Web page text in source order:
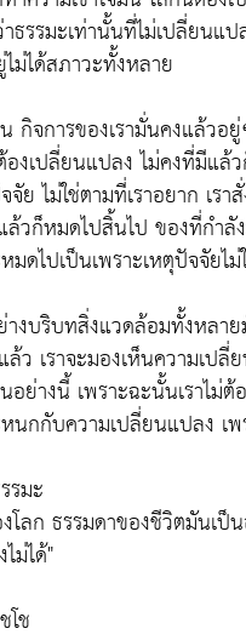
ธรรมะเท่านั้นที่ไม่เปลี่ยน
ม่ได้สภาวะทั้งหลาย
กิจการของเรามั่นคงแล้วอ
งเปลี่ยนแปลง ไม่คงที่มีแ
ย ไม่ใช่ตามที่เราอยาก เ
ล้วก็หมดไปสิ้นไป ของที่ก
ดไปเป็นเพราะเหตุปัจจัยไม่
งบริบทสิ่งแวดล้อมทั้งหลา
ว เราจะมองเห็นความเป
อย่างนี้ เพราะฉะนั้นเราไม่
นกกับความเปลี่ยนแปลง เ
รมะ
งโลก ธรรมดาของชีวิตมันเ
ม่ได้"
ช